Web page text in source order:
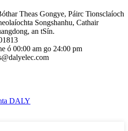
Theas Gongye, Páirc Tionsclaíoch
Songshanhu, Cathair
an tSín.
ó 00:00 am go 24:00 pm
DALY